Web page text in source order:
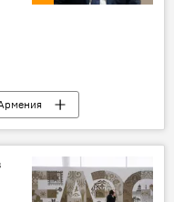
мнение